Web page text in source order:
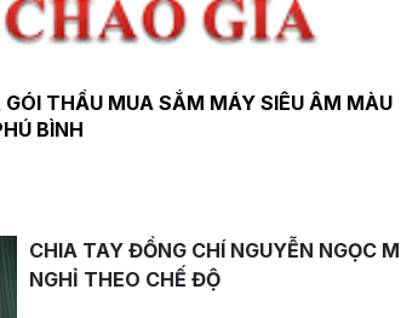
THẦU MUA SẮM MÁY SIÊU ÂM MÀU
BÌNH
CHIA TAY ĐỒNG CHÍ NGUYỄN NGỌC
NGHỈ THEO CHẾ ĐỘ